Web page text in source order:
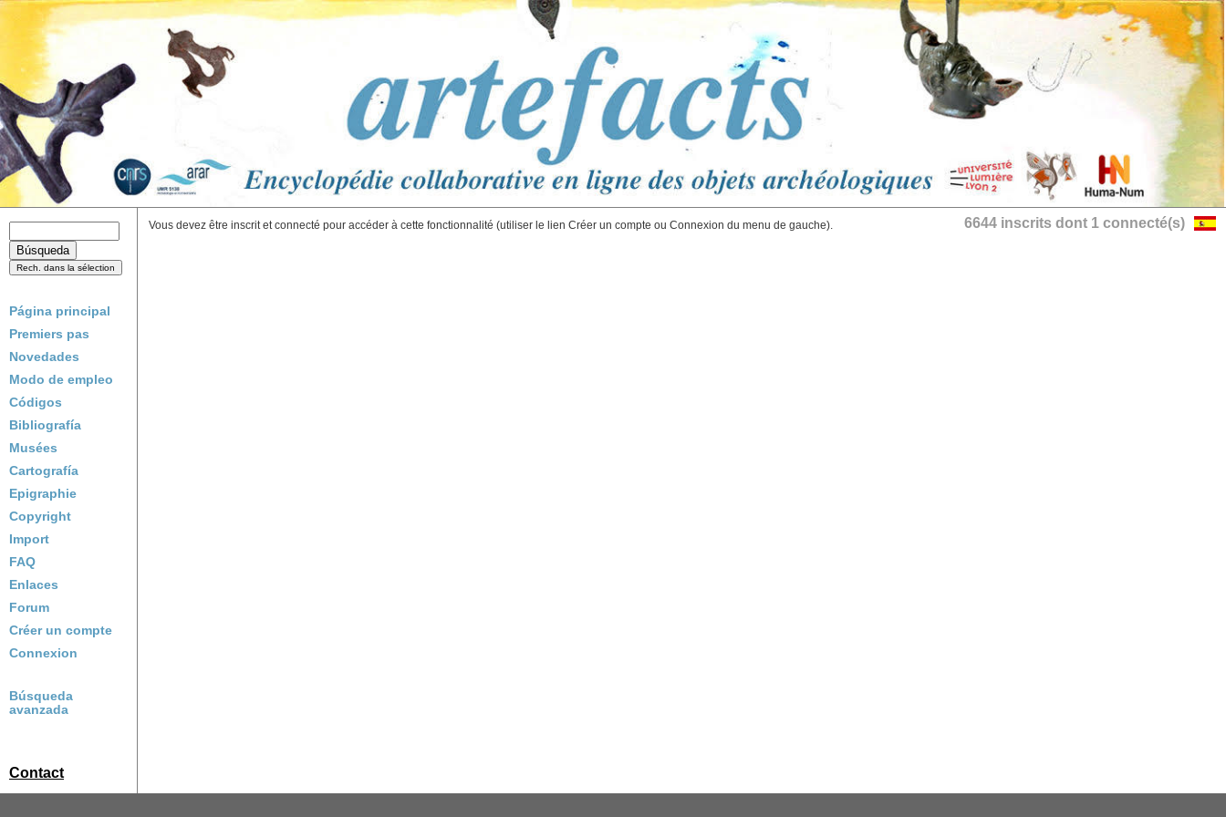
Página principal
Premiers pas
Novedades
Modo de empleo
Códigos
Bibliografía
Musées
Cartografía
Epigraphie
Copyright
Import
FAQ
Enlaces
Forum
Créer un compte
Connexion
Búsqueda
avanzada
Contact
6644 inscrits dont 1 connecté(s)
Vous devez être inscrit et connecté pour accéder à cette fonctionnalité (utiliser le lien Créer un compte ou Connexion du menu de gauche).